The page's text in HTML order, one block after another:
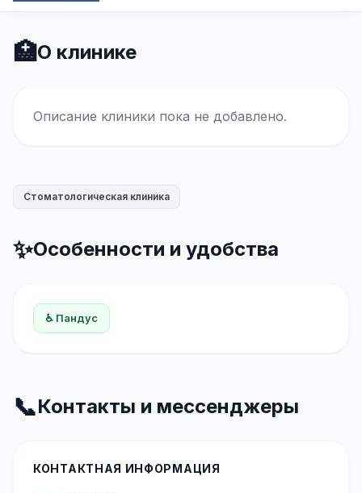
🏥О клинике
Описание клиники пока не добавлено.
Стоматологическая клиника
✨Особенности и удобства
♿ Пандус
📞Контакты и мессенджеры
КОНТАКТНАЯ ИНФОРМАЦИЯ